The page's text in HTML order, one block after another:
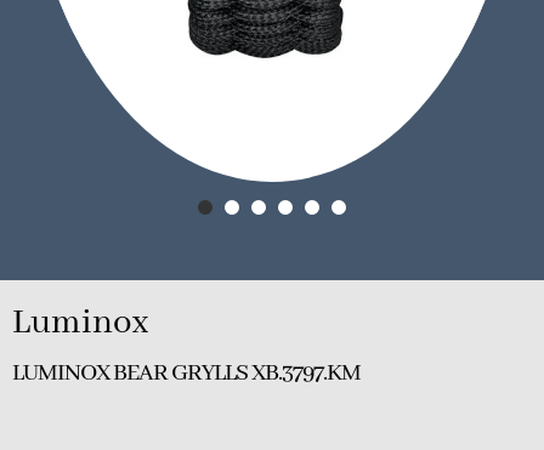
Luminox
LUMINOX BEAR GRYLLS XB.3797.KM